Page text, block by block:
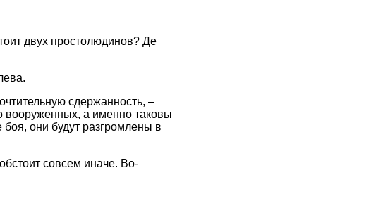
двух простолюдинов? Де
сдержанность, –
вооруженных, а именно таковы
они будут разгромлены в
совсем иначе. Во-